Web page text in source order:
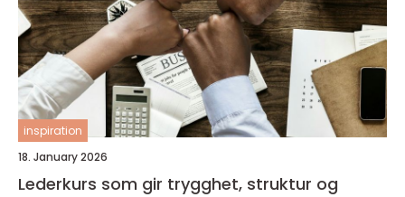
inspiration
18. January 2026
Lederkurs som gir trygghet, struktur og